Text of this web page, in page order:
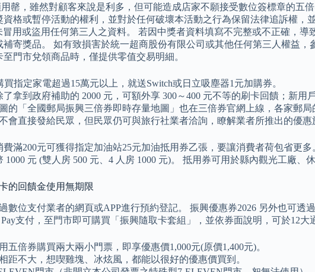
罄，雖然對顧客來說是利多，但可能造成店家不願接受數位簽標章的五
格或暫停活動的權利，並對於任何破壞本活動之行為保留法律追訴權
用或盜用任何第三人之資料。 若因中獎者資料填寫不完整或不正確，
寄獎品。 如有致損害於統一超商股份有限公司或其他任何第三人權益
門市兌領商品時，僅提供零值交易明細。
指定家電超過15萬元以上，就送Switch或日立吸塵器1元加購券。
拿到政府補助的 2000 元，可額外享 300～400 元不等的刷卡回饋；新用
的「全國郵局振興三倍券即時存量地圖」也在三倍券官網上線，各家郵
會直接發給民眾，但民眾仍可與旅行社業者洽詢，瞭解業者所推出的優惠
滿200元可獲得指定加油站25元加油抵用券乙張，要讓消費者荷包省更
元 (雙人房 500 元、4 人房 1000 元)。 抵用券可用於縣內觀光工廠、
的回饋金使用無期限
數位支付業者的網頁或APP進行預約登記。 振興優惠券2026 另外也可
支付，至門市即可購買「振興隨取卡套組」，並依券面說明，可於12大
五倍券購買兩大兩小門票，即享優惠價1,000元(原價1,400元)。
距不大，想喫雞塊、冰炫風，都能以很好的優惠價買到。